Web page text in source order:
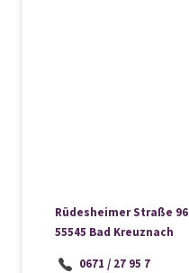
Rüdesheimer Straße 96
55545 Bad Kreuznach
0671 / 27 95 7